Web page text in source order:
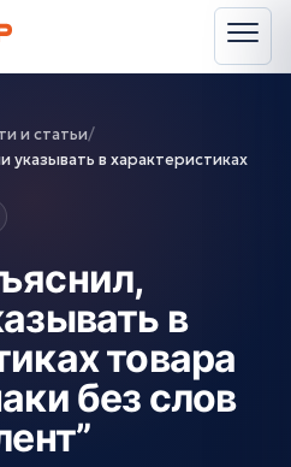
и статьи/
в характеристиках
в
товара
без слов